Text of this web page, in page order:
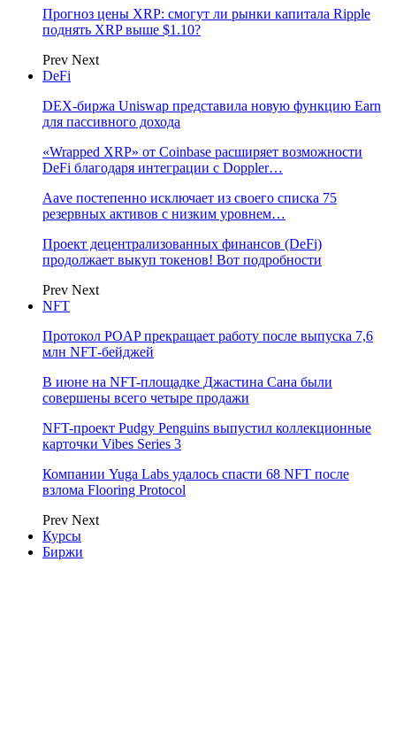
Прогноз цены XRP: смогут ли рынки капитала Ripple
поднять XRP выше $1.10?
Prev Next
DeFi
DEX-биржа Uniswap представила новую функцию Earn
для пассивного дохода
«Wrapped XRP» от Coinbase расширяет возможности
DeFi благодаря интеграции с Doppler…
Aave постепенно исключает из своего списка 75
резервных активов с низким уровнем…
Проект децентрализованных финансов (DeFi)
продолжает выкуп токенов! Вот подробности
Prev Next
NFT
Протокол POAP прекращает работу после выпуска 7,6
млн NFT‑бейджей
В июне на NFT-площадке Джастина Сана были
совершены всего четыре продажи
NFT-проект Pudgy Penguins выпустил коллекционные
карточки Vibes Series 3
Компании Yuga Labs удалось спасти 68 NFT после
взлома Flooring Protocol
Prev Next
Курсы
Биржи